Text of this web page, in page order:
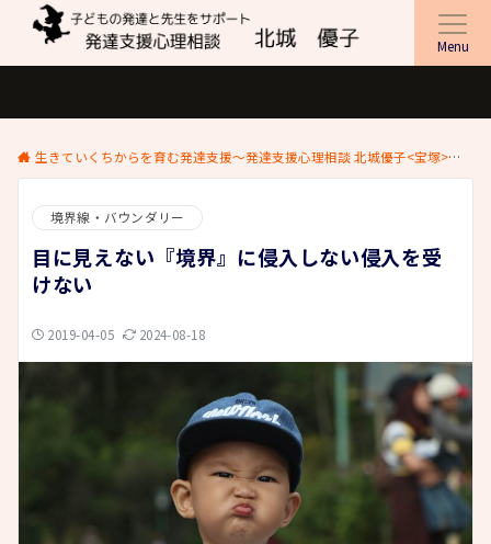
Menu
生きていくちからを育む発達支援～発達支援心理相談 北城優子<宝塚>
境界線・バウンダリー
目に見えない『境界』に侵入しない侵入を受
けない
2019-04-05 2024-08-18